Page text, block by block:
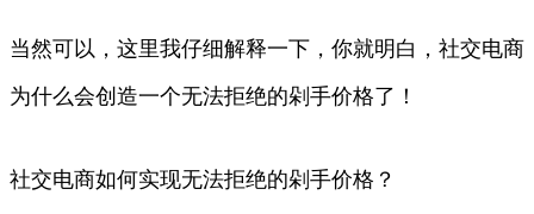
当然可以，这里我仔细解释一下，你就明白，社交电商
为什么会创造一个无法拒绝的剁手价格了！
社交电商如何实现无法拒绝的剁手价格？